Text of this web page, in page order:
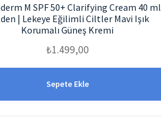
M SPF 50+ Clarifying Cream 40 ml
| Lekeye Eğilimli Ciltler Mavi Işık
Korumalı Güneş Kremi
₺1.499,00
Sepete Ekle